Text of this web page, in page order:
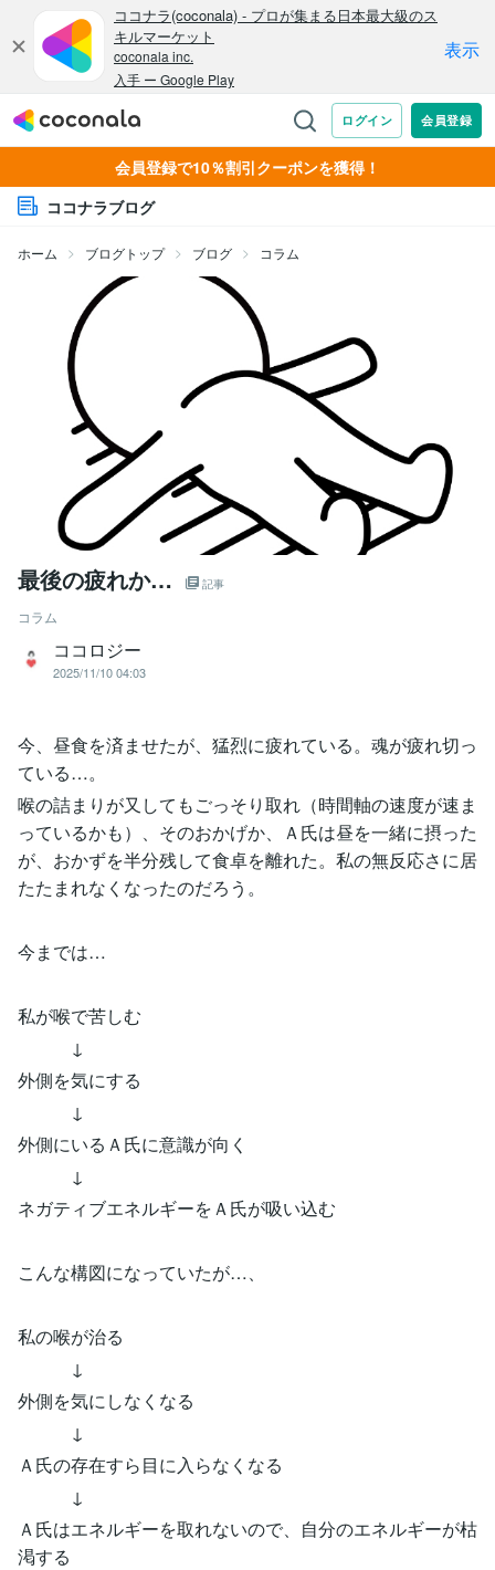
会員登録で10％割引クーポンを獲得！
ココナラブログ
ホーム ブログトップ ブログ コラム
最後の疲れか… 記事
コラム
ココロジー
2025/11/10 04:03
今、昼食を済ませたが、猛烈に疲れている。魂が疲れ切っ
ている…。
喉の詰まりが又してもごっそり取れ（時間軸の速度が速ま
っているかも）、そのおかげか、Ａ氏は昼を一緒に摂った
が、おかずを半分残して食卓を離れた。私の無反応さに居
たたまれなくなったのだろう。
今までは…
私が喉で苦しむ
↓
外側を気にする
↓
外側にいるＡ氏に意識が向く
↓
ネガティブエネルギーをＡ氏が吸い込む
こんな構図になっていたが…、
私の喉が治る
↓
外側を気にしなくなる
↓
Ａ氏の存在すら目に入らなくなる
↓
Ａ氏はエネルギーを取れないので、自分のエネルギーが枯
渇する